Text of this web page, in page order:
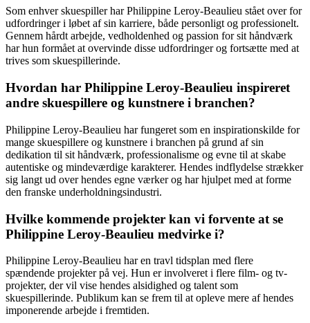
Som enhver skuespiller har Philippine Leroy-Beaulieu stået over for
udfordringer i løbet af sin karriere, både personligt og professionelt.
Gennem hårdt arbejde, vedholdenhed og passion for sit håndværk
har hun formået at overvinde disse udfordringer og fortsætte med at
trives som skuespillerinde.
Hvordan har Philippine Leroy-Beaulieu inspireret
andre skuespillere og kunstnere i branchen?
Philippine Leroy-Beaulieu har fungeret som en inspirationskilde for
mange skuespillere og kunstnere i branchen på grund af sin
dedikation til sit håndværk, professionalisme og evne til at skabe
autentiske og mindeværdige karakterer. Hendes indflydelse strækker
sig langt ud over hendes egne værker og har hjulpet med at forme
den franske underholdningsindustri.
Hvilke kommende projekter kan vi forvente at se
Philippine Leroy-Beaulieu medvirke i?
Philippine Leroy-Beaulieu har en travl tidsplan med flere
spændende projekter på vej. Hun er involveret i flere film- og tv-
projekter, der vil vise hendes alsidighed og talent som
skuespillerinde. Publikum kan se frem til at opleve mere af hendes
imponerende arbejde i fremtiden.